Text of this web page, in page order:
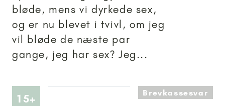
bløde, mens vi dyrkede sex,
og er nu blevet i tvivl, om jeg
vil bløde de næste par
gange, jeg har sex? Jeg...
15+ Artikler anbefalet til 15+Brevkassesvar